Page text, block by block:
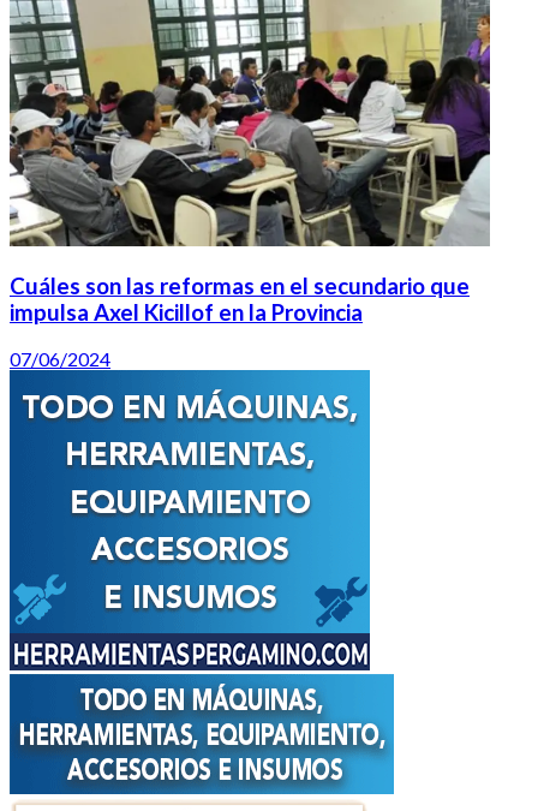
Cuáles son las reformas en el secundario que
impulsa Axel Kicillof en la Provincia
07/06/2024